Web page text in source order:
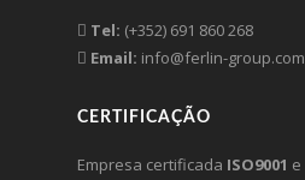
Tel: (+352) 691 860 268
Email: info@ferlin-group.com
CERTIFICAÇÃO
Empresa certificada ISO9001 e